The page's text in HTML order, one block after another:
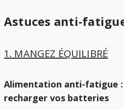
Astuces anti-
1. MANGEZ ÉQUILIBRÉ
Alimentation anti-fatigue :
recharger vos batteries